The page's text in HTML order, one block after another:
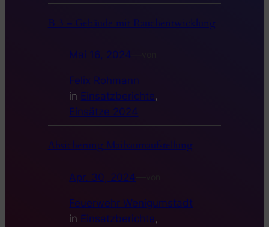
B 3 – Gebäude mit Rauchentwicklung
Mai 16, 2024
Felix Rohmann
in Einsatzberichte
Einsätze 2024
Absicherung Maibaumaufstellung
Apr. 30, 2024
Feuerwehr Wenigumstadt
in Einsatzberichte